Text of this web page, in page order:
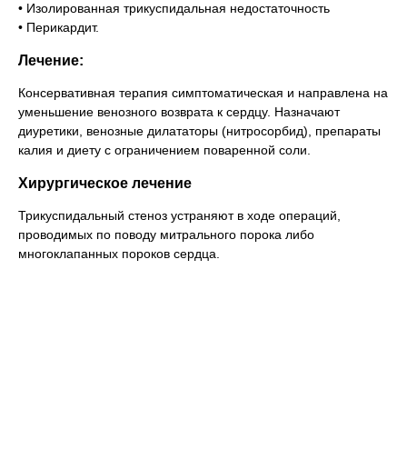
• Изолированная трикуспидальная недостаточность
• Перикардит.
Лечение:
Консервативная терапия симптоматическая и направлена на
уменьшение венозного возврата к сердцу. Назначают
диуретики, венозные дилататоры (нитросорбид), препараты
калия и диету с ограничением поваренной соли.
Хирургическое лечение
Трикуспидальный стеноз устраняют в ходе операций,
проводимых по поводу митрального порока либо
многоклапанных пороков сердца.